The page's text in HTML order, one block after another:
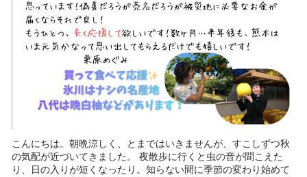
こんにちは。朝晩涼しく、とまではいきませんが、すこしずつ秋
の気配が近づいてきました。 夜散歩に行くと虫の音が聞こえた
り、日の入りが短くなったり。知らない間に季節の変わり始めて